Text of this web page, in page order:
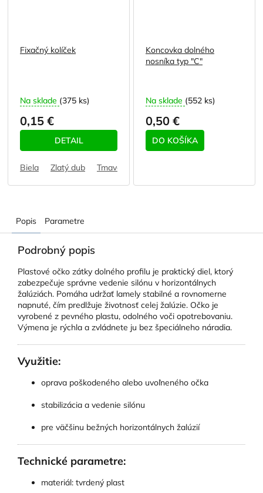
Fixačný kolíček
Na sklade (375 ks)
0,15 €
DETAIL
Biela Zlatý dub Tmavohnedá
Koncovka dolného
nosníka typ "C"
Na sklade (552 ks)
0,50 €
DO KOŠÍKA
Popis Parametre
Podrobný popis
Plastové očko zátky dolného profilu je praktický diel, ktorý
zabezpečuje správne vedenie silónu v horizontálnych
žalúziách. Pomáha udržať lamely stabilné a rovnomerne
napnuté, čím predlžuje životnosť celej žalúzie. Očko je
vyrobené z pevného plastu, odolného voči opotrebovaniu.
Výmena je rýchla a zvládnete ju bez špeciálneho náradia.
Využitie:
oprava poškodeného alebo uvoľneného očka
stabilizácia a vedenie silónu
pre väčšinu bežných horizontálnych žalúzií
Technické parametre:
materiál: tvrdený plast